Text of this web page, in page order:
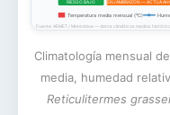
RIESGO BAJO ENJAMBRAZÓN — ACTÚA
Temperatura media mensual (°C)
Fuente: AEMET / Meteoblue — datos climáticos medios
Climatología mensual
media, humedad
Reticulitermes grassei